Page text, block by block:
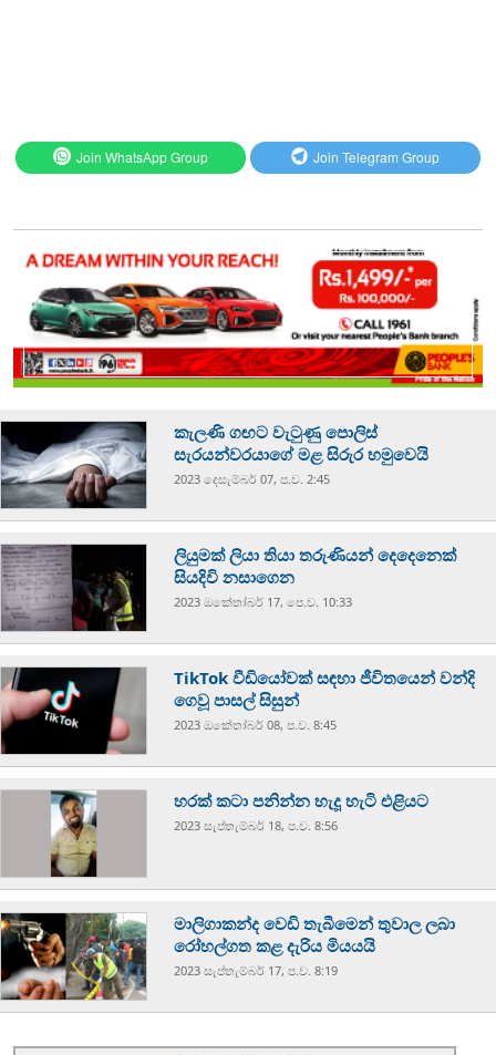
Join WhatsApp Group Join Telegram Group
කැලණි ගඟට වැටුණු පොලිස්
සැරයන්වරයාගේ මළ සිරුර හමුවෙයි
2023 දෙසැම්‍බර් 07, ප.ව. 2:45
ලියුමක් ලියා තියා තරුණියන් දෙදෙනෙක්
සියදිවි නසාගෙන
2023 ඔක්‍තෝබර් 17, පෙ.ව. 10:33
TikTok වීඩියෝවක් සඳහා ජීවිතයෙන් වන්දි
ගෙවූ පාසල් සිසුන්
2023 ඔක්‍තෝබර් 08, ප.ව. 8:45
හරක් කටා පනින්න හැදූ හැටි එළියට
2023 සැප්‍තැම්‍බර් 18, ප.ව. 8:56
මාලිගාකන්ද වෙඩි තැබීමෙන් තුවාල ලබා
රෝහල්ගත කළ දැරිය මියයයි
2023 සැප්‍තැම්‍බර් 17, ප.ව. 8:19